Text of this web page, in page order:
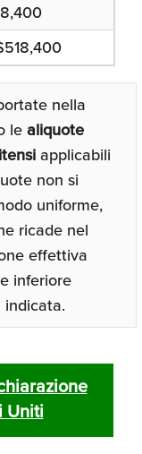
nella
lealiquote
applicabili
non si
uniforme,
ricade nel
effettiva
inferiore
Uniti